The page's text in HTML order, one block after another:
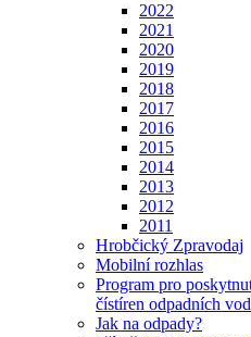
2022
2021
2020
2019
2018
2017
2016
2015
2014
2013
2012
2011
Hrobčický Zpravodaj
Mobilní rozhlas
Program pro
čístíren odpadních vod
Jak na odpady?